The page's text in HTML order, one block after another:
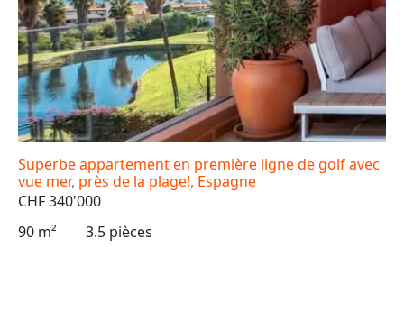
Superbe appartement en première ligne de golf avec
vue mer, près de la plage!, Espagne
CHF 340'000
90 m²
3.5 pièces